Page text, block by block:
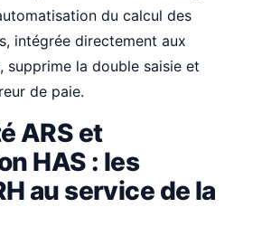
du calcul des
intégrée directement aux
supprime la double saisie et
de paie.
ARS et
HAS : les
au service de la